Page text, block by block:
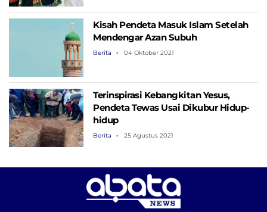
Kisah Pendeta Masuk Islam Setelah
Mendengar Azan Subuh
Berita 04 Oktober 2021
Terinspirasi Kebangkitan Yesus,
Pendeta Tewas Usai Dikubur Hidup-
hidup
Berita 25 Agustus 2021